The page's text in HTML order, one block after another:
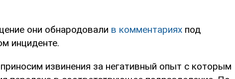
они обнародовали в комментариях под
инциденте.
приносим извинения за негативный опыт с которым